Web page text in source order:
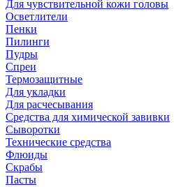
Для чувствительной кожи головы
Осветлители
Пенки
Пилинги
Пудры
Спреи
Термозащитные
Для укладки
Для расчесывания
Средства для химической завивки
Сыворотки
Технические средства
Флюиды
Скрабы
Пасты